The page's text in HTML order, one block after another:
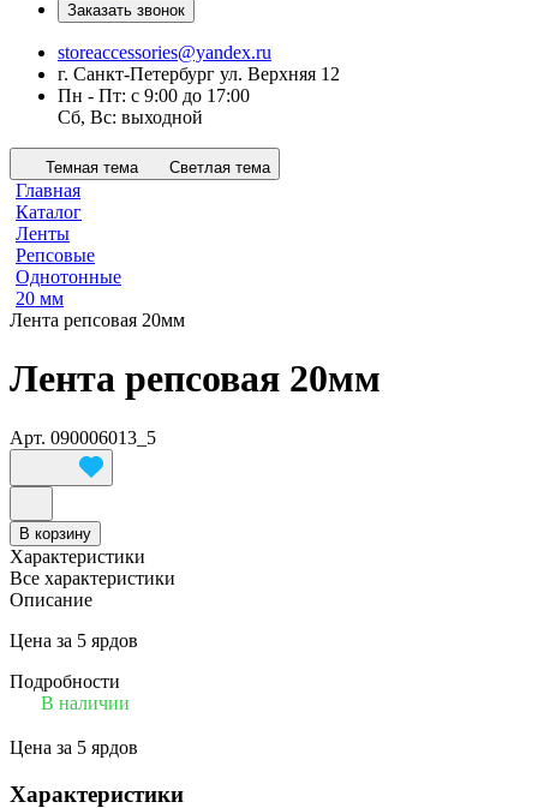
Заказать звонок
storeaccessories@yandex.ru
г. Санкт-Петербург ул. Верхняя 12
Пн - Пт: с 9:00 до 17:00
Сб, Вс: выходной
Темная тема Светлая тема
Главная
Каталог
Ленты
Репсовые
Однотонные
20 мм
Лента репсовая 20мм
Лента репсовая 20мм
Арт. 090006013_5
В корзину
Характеристики
Все характеристики
Описание
Цена за 5 ярдов
Подробности
В наличии
Цена за 5 ярдов
Характеристики